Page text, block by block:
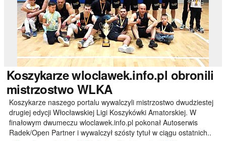
Koszykarzewloclawek.info.pl obronili
mistrzostwo WLKA
Koszykarze naszego portalu wywalczyli mistrzostwo dwudziestej
drugiej edycji Włocławskiej Ligi Koszykówki Amatorskiej. W
finałowym dwumeczu wloclawek.info.pl pokonał Autoserwis
Radek/Open Partner i wywalczył szósty tytuł w ciągu ostatnich..